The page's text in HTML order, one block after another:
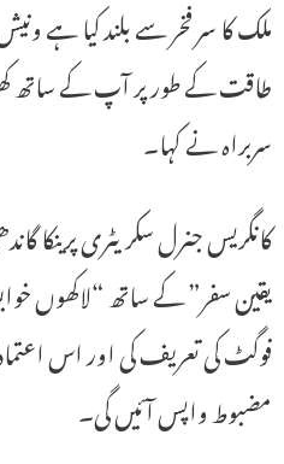
ملک کا سر فخر سے بلند کیا ہے
طاقت کے طور پر آپ کے ساتھ
سربراہ نے کہا۔
کانگریس جنرل سکریٹری پرینکا
یقین سفر” کے ساتھ “لاکھوں
فوگٹ کی تعریف کی اور اس اعتماد
مضبوط واپس آئیں گی۔